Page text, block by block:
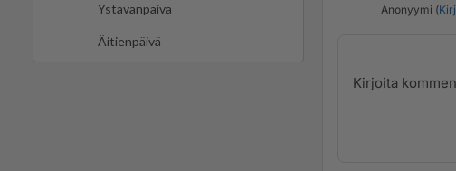
Ystävänpäivä
Äitienpäivä
Anonyymi (